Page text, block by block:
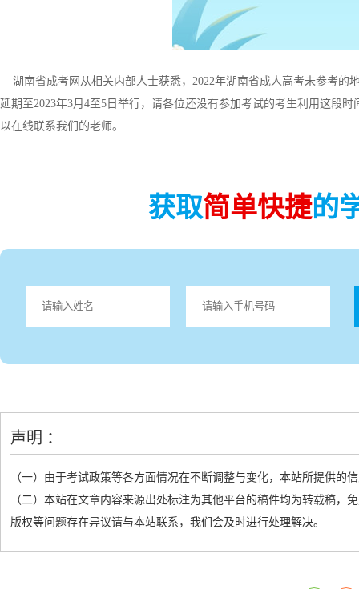
湖南省成考网 从相关内部人士获悉，2022年湖南省成人高考未参考的
延期至2023年3月4至5日举行，请各位还没有参加考试的考生利用这段
以在线联系我们的老师。
获取简单快捷的
声明 ：
（一）由于考试政策等各方面情况在不断调整与变化，本站所提供的
（二）本站在文章内容来源出处标注为其他平台的稿件均为转载稿
版权等问题存在异议请与本站联系，我们会及时进行处理解决。